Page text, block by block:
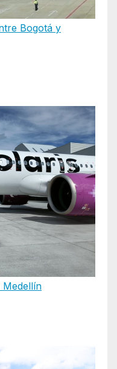
Bogotá y
Medellín